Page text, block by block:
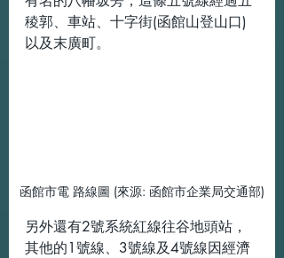
稜郭、車站、十字街(函館山登山口)
以及末廣町。
函館市電 路線圖 (來源: 函館市企業局交通部)
另外還有2號系統紅線往谷地頭站，
其他的1號線、3號線及4號線因經濟